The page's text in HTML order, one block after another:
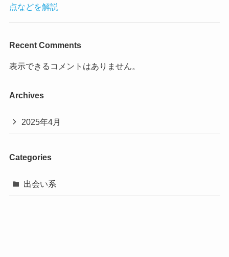
点などを解説
Recent Comments
表示できるコメントはありません。
Archives
2025年4月
Categories
出会い系